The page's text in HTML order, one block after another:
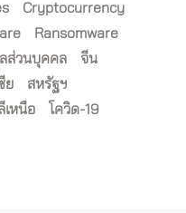
Cryptocurrency
Ransomware
ส่วนบุคคล
จีน
ย
สหรัฐฯ
เหนือ โควิด-19